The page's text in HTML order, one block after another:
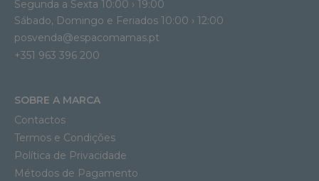
Segunda a Sexta 10:00 › 19:00
Sábado, Domingo e Feriados 10:00 › 12:00
posvenda@espacomamas.pt
+351 963 396 200
SOBRE A MARCA
Contactos
Termos e Condições
Política de Privacidade
Métodos de Pagamento